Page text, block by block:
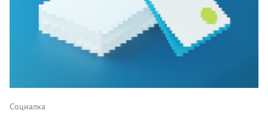
Социалка